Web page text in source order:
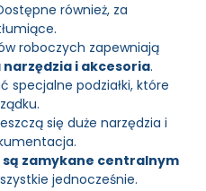
również, za
roboczych zapewniają
narzędzia i akcesoria.
specjalne podziałki, które
się duże narzędzia i
zamykane centralnym
jednocześnie.